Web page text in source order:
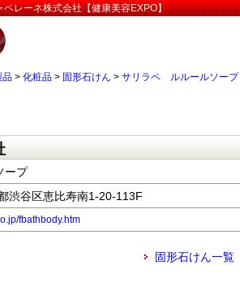
ーネ株式会社【健康美容EXPO】
品 > 化粧品 > 固形石けん > サリラペ ルルールソー
ープ
谷区恵比寿南1-20-113F
fbathbody.htm
固形石けん一覧